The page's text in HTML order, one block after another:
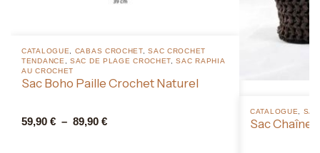
CATALOGUE CABAS CROCHET,SAC CROCHET
TENDANCE
,SAC DE PLAGE CROCHET ,SAC RAPHIA
AU CROCHET
Sac Boho Paille Crochet Naturel
59,90 € – 89,90 €
CATALOGUE
Sac Chaîne